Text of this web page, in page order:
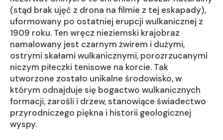
(stąd brak ujęć z drona na filmie z tej eskapady),
uformowany po ostatniej erupcji wulkanicznej z
1909 roku. Ten wręcz nieziemski krajobraz
namalowany jest czarnym żwirem i dużymi,
ostrymi skałami wulkanicznymi, porozrzucanymi
niczym piłeczki tenisowe na korcie. Tak
utworzone zostało unikalne środowisko, w
którym odnajduje się bogactwo wulkanicznych
formacji, zarośli i drzew, stanowiące świadectwo
przyrodniczego piękna i historii geologicznej
wyspy.